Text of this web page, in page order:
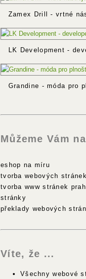
Zamex Drill - vrtné
LK Development -
Grandine - móda pro
Můžeme Vám
eshop na míru
tvorba webových
tvorba www stránek
stránky
překlady webových
Víte, že ...
Všechny webové